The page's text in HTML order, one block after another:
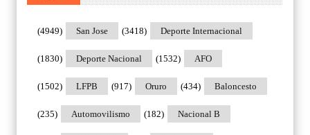
San Jose
(4949) Deporte Internacional
(3418)
Deporte Nacional
(1830) AFO
(1532)
LFPB
(1502) Oruro
(917) Baloncesto
(434)
Automovilismo
(235) Nacional B
(182)